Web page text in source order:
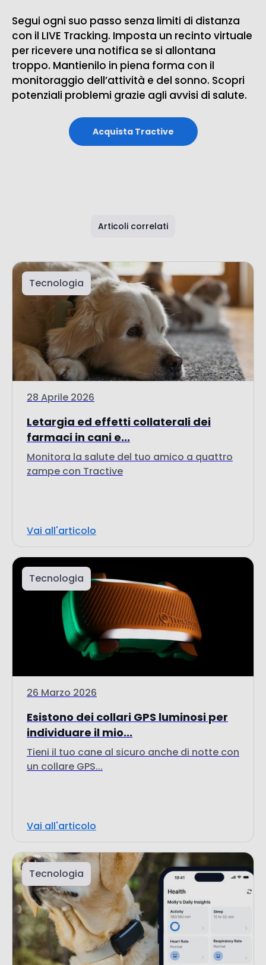
Segui ogni suo passo senza limiti di distanza
con il LIVE Tracking. Imposta un recinto virtuale
per ricevere una notifica se si allontana
troppo. Mantienilo in piena forma con il
monitoraggio dell’attività e del sonno. Scopri
potenziali problemi grazie agli avvisi di salute.
Acquista Tractive
Articoli correlati
Tecnologia
28 Aprile 2026
Letargia ed effetti collaterali dei
farmaci in cani e...
Monitora la salute del tuo amico a quattro
zampe con Tractive
Vai all'articolo
Tecnologia
26 Marzo 2026
Esistono dei collari GPS luminosi per
individuare il mio...
Tieni il tuo cane al sicuro anche di notte con
un collare GPS...
Vai all'articolo
Tecnologia